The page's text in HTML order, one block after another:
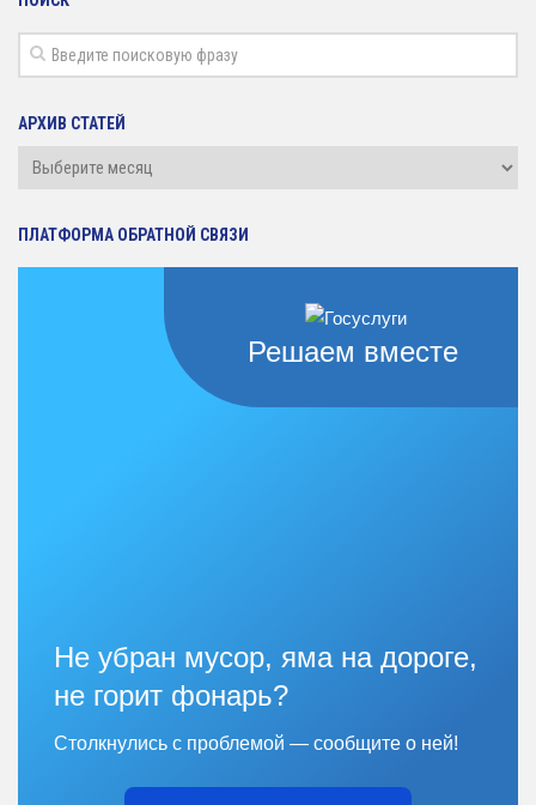
АРХИВ СТАТЕЙ
Архив
ПЛАТФОРМА ОБРАТНОЙ СВЯЗИ
Решаем вместе
Не убран мусор, яма на дороге,
не горит фонарь?
Столкнулись с проблемой — сообщите о ней!